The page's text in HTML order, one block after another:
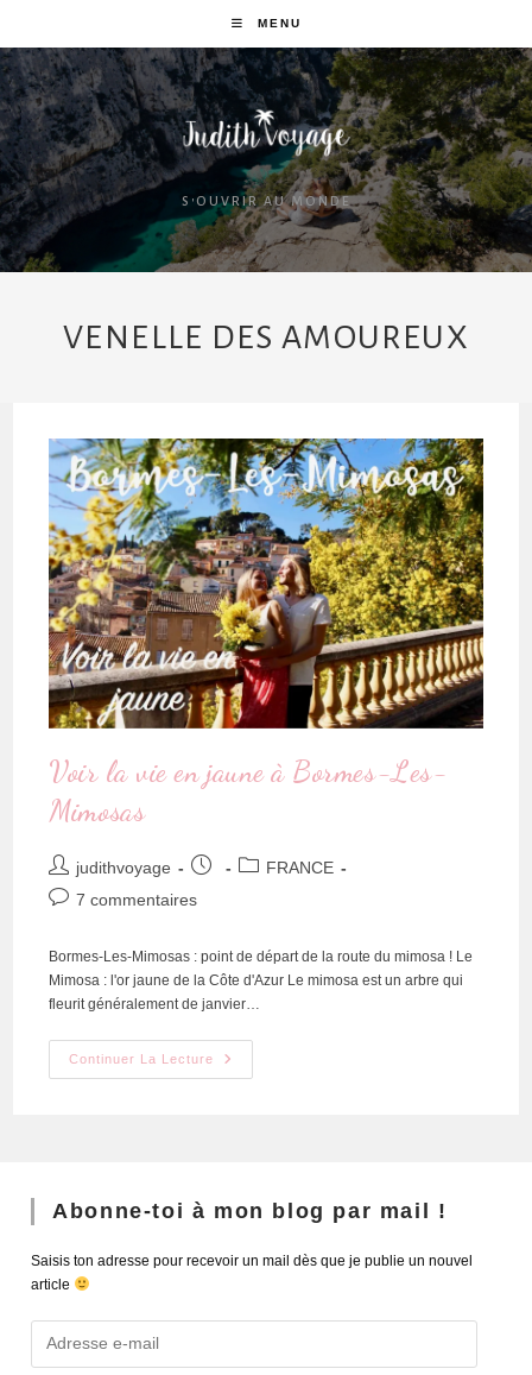
MENU
S'OUVRIR AU MONDE
VENELLE DES AMOUREUX
Voir la vie en jaune à Bormes-Les-
Mimosas
judithvoyage
FRANCE
7 commentaires
Bormes-Les-Mimosas : point de départ de la route du mimosa ! Le
Mimosa : l'or jaune de la Côte d'Azur Le mimosa est un arbre qui
fleurit généralement de janvier…
Continuer La Lecture
Abonne-toi à mon blog par mail !
Saisis ton adresse pour recevoir un mail dès que je publie un nouvel
article